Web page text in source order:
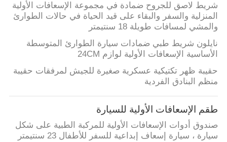
شريط لاصق للجروح ضمادة في مجموعة الإسعافات الأولية
المنزلية والسفر والبقاء على قيد الحياة في حالات الطوارئ
والمشي لمسافات طويلة 18 سنتيمتر
نايلون شريط طبي ضمادات سيارة الطوارئ المتوسطة
الأساسية الإسعافات الأولية لوازم 24CM
حقيبة ظهر تكتيكية عسكرية صغيرة للجيش لمرفقات حقيبة
منظم البنادق الفردية
طقم الإسعافات الأولية للسيارة
صندوق أدوات الإسعافات الأولية للمركبة الطبية على شكل
سيارة ، سيارة إسعاف إبداعية للسفر للأطفال 23 سنتيمتر